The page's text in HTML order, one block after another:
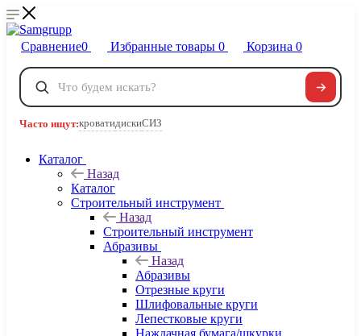
Сравнение0 Избранные товары 0 Корзина 0
Телефоны
8 800 222-40-09
Часто ищут:кроватидискиСИЗ
Каталог
Назад
Каталог
Строительный инструмент
Назад
Строительный инструмент
Абразивы
Назад
Абразивы
Отрезные круги
Шлифовальные круги
Лепестковые круги
Наждачная бумага/шкурки